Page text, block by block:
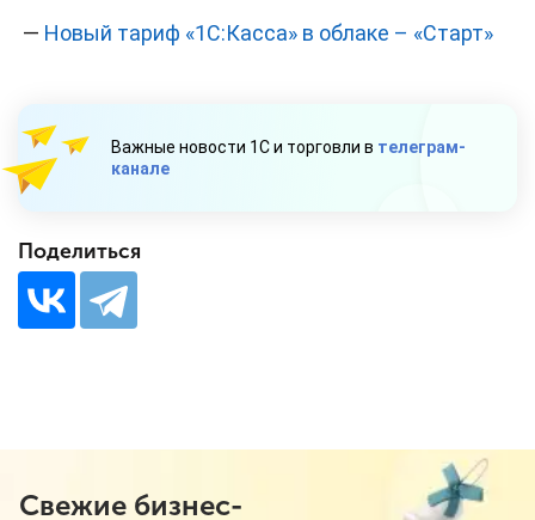
— Новый тариф «1C:Касса» в облаке – «Старт»
Важные новости 1С и торговли в телеграм-
канале
Поделиться
Свежие бизнес-